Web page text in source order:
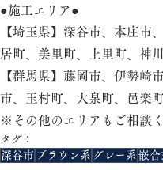
●施工エリア●
【埼玉県】深谷市、本庄市
居町、美里町、上里町、神
【群馬県】藤岡市、伊勢崎
市、玉村町、大泉町、邑楽
※その他のエリアもご相談く
タグ：
深谷市 ブラウン系 グレー系 嵌合